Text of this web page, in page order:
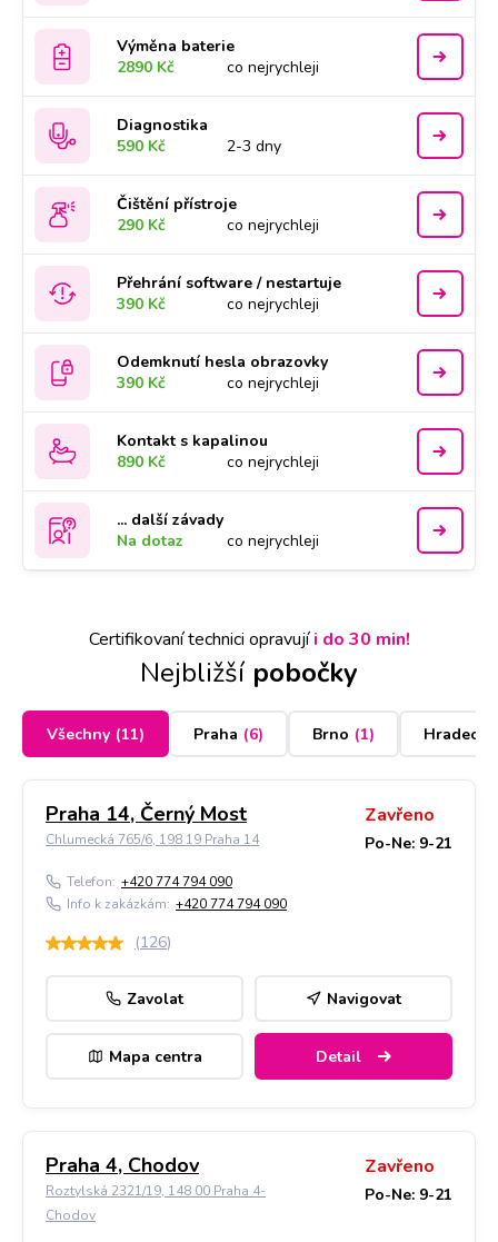
Výměna baterie
2890 Kč
co nejrychleji
Diagnostika
590 Kč
2-3 dny
Čištění přístroje
290 Kč
co nejrychleji
Přehrání software / nestartuje
390 Kč
co nejrychleji
Odemknutí hesla obrazovky
390 Kč
co nejrychleji
Kontakt s kapalinou
890 Kč
co nejrychleji
... další závady
Na dotaz
co nejrychleji
Certifikovaní technici opravujíi do 30 min!
Nejbližší pobočky
Všechny (11) Praha (6) Brno (1) Hradec
Praha 14, Černý Most
Chlumecká 765/6, 198 19 Praha 14
Zavřeno
Po-Ne: 9-21
Telefon: +420 774 794 090
Info k zakázkám: +420 774 794 090
(126)
Zavolat Navigovat
Mapa centra Detail
Praha 4, Chodov
Roztylská 2321/19, 148 00 Praha 4-
Chodov
Zavřeno
Po-Ne: 9-21